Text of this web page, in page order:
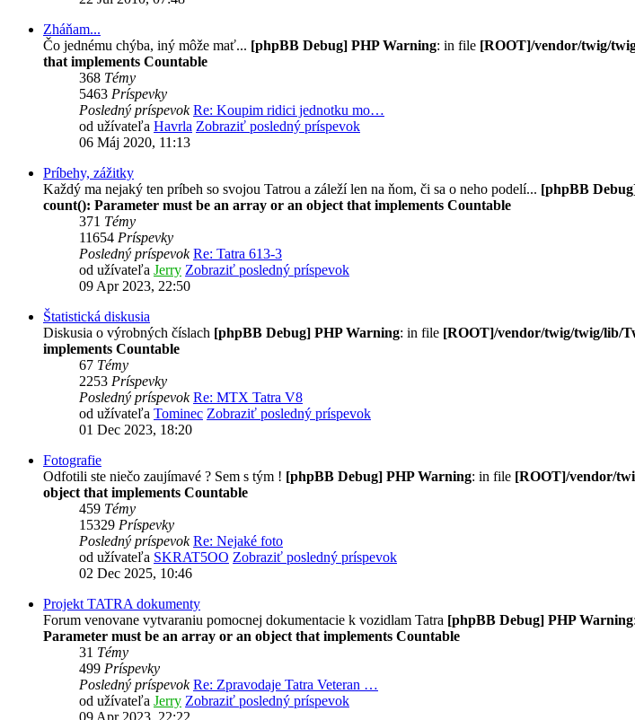
Zháňam...
Čo jednému chýba, iný môže mať... [phpBB Debug] PHP Warning: in file [ROOT]/vendor/twig/
that implements Countable
368 Témy
5463 Príspevky
Posledný príspevok Re: Koupim ridici jednotku mo…
od užívateľa Havrla Zobraziť posledný príspevok
06 Máj 2020, 11:13
Príbehy, zážitky
Každý ma nejaký ten príbeh so svojou Tatrou a záleží len na ňom, či sa o neho podelí... [phpBB
count(): Parameter must be an array or an object that implements Countable
371 Témy
11654 Príspevky
Posledný príspevok Re: Tatra 613-3
od užívateľa Jerry Zobraziť posledný príspevok
09 Apr 2023, 22:50
Štatistická diskusia
Diskusia o výrobných číslach [phpBB Debug] PHP Warning: in file [ROOT]/vendor/twig/twig/lib/
implements Countable
67 Témy
2253 Príspevky
Posledný príspevok Re: MTX Tatra V8
od užívateľa Tominec Zobraziť posledný príspevok
01 Dec 2023, 18:20
Fotografie
Odfotili ste niečo zaujímavé ? Sem s tým ! [phpBB Debug] PHP Warning: in file [ROOT]/vendor/
object that implements Countable
459 Témy
15329 Príspevky
Posledný príspevok Re: Nejaké foto
od užívateľa SKRAT5OO Zobraziť posledný príspevok
02 Dec 2025, 10:46
Projekt TATRA dokumenty
Forum venovane vytvaraniu pomocnej dokumentacie k vozidlam Tatra [phpBB Debug] PHP Warning
Parameter must be an array or an object that implements Countable
31 Témy
499 Príspevky
Posledný príspevok Re: Zpravodaje Tatra Veteran …
od užívateľa Jerry Zobraziť posledný príspevok